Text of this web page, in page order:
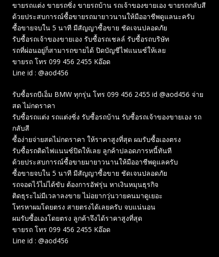
ขายรถแต่ง ขายรถซิ่ง ขายรถบ้าน รถเจ้าของขายเอง ขายรถกลับสี
ด้วยประสบการณ์ซื้อขายรถมายาวนานให้มืออาชีพดูแลนะครับ
ซื้อขายจบใน 5 นาที มีสัญญาซื้อขาย ชัดเจนปลอดภัย
รับซื้อรถเจ้าของขายเอง รับซื้อรถเชลล์ รับซื้อรถบริษัท
รถที่ผ่อนอยู่ก็สามารถขายได้ ปิดบัญชีไฟแนนซ์ให้เลย
ขายรถ โทร 099 456 2455 Kอ๊อด
Line id : @aod456
รับซื้อรถบีเอ็ม BMW ทุกรุ่น โทร 099 456 2455 id @aod456 จ่าย
สด ไม่กดราคา
รับซื้อรถแต่ง รถแต่งซิ่ง รับซื้อรถบ้าน รับซื้อรถเจ้าของขายเอง รถ
กลับสี
ซื้อง่ายจ่ายสดไม่กดราคา ให้ราคาสูงที่สุด ผมรับซื้อเองตรง
รับซื้อรถติดไฟแนนซ์ปิดให้เลย ลูกค้าปลอดภารหนี้ทันที
ด้วยประสบการณ์ซื้อขายมายาวนานให้มืออาชีพดูแลครับ
ซื้อขายจบใน 5 นาที มีสัญญาซื้อขาย ชัดเจนปลอดภัย
รถจอดไว้ไม่ได้ขับ ต้องการอัฟรุ่น หาเงินหมุนธุรกิจ
ติดธุระไม่มีเวลาลงขาย ไม่อยากวุ่นวายคนมาดูเยอะ
โทรหาผมโดยตรง สายตรงได้เลยครับ จบแน่นอน
ผมรับซื้อเองโดยตรง ลูกค้าจึงได้ราคาสูงที่สุด
ขายรถ โทร 099 456 2455 Kอ๊อด
Line id : @aod456